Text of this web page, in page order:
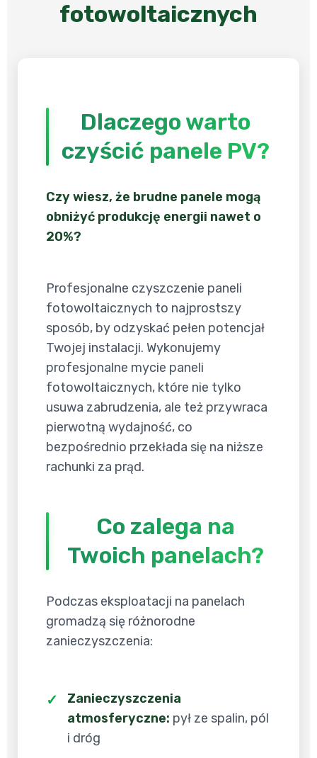
fotowoltaicznych
Dlaczego warto
czyścić panele PV?
Czy wiesz, że brudne panele mogą
obniżyć produkcję energii nawet o
20%?
Profesjonalne czyszczenie paneli
fotowoltaicznych to najprostszy
sposób, by odzyskać pełen potencjał
Twojej instalacji. Wykonujemy
profesjonalne mycie paneli
fotowoltaicznych, które nie tylko
usuwa zabrudzenia, ale też przywraca
pierwotną wydajność, co
bezpośrednio przekłada się na niższe
rachunki za prąd.
Co zalega na
Twoich panelach?
Podczas eksploatacji na panelach
gromadzą się różnorodne
zanieczyszczenia:
Zanieczyszczenia
atmosferyczne: pył ze spalin, pól
i dróg